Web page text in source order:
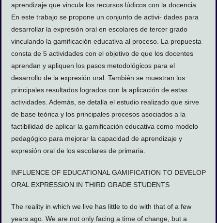
aprendizaje que vincula los recursos lúdicos con la docencia.
En este trabajo se propone un conjunto de activi- dades para
desarrollar la expresión oral en escolares de tercer grado
vinculando la gamificación educativa al proceso. La propuesta
consta de 5 actividades con el objetivo de que los docentes
aprendan y apliquen los pasos metodológicos para el
desarrollo de la expresión oral. También se muestran los
principales resultados logrados con la aplicación de estas
actividades. Además, se detalla el estudio realizado que sirve
de base teórica y los principales procesos asociados a la
factibilidad de aplicar la gamificación educativa como modelo
pedagógico para mejorar la capacidad de aprendizaje y
expresión oral de los escolares de primaria.
INFLUENCE OF EDUCATIONAL GAMIFICATION TO DEVELOP
ORAL EXPRESSION IN THIRD GRADE STUDENTS
The reality in which we live has little to do with that of a few
years ago. We are not only facing a time of change, but a